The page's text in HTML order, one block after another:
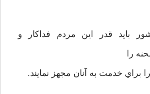
بايد قدر اين مردم فداکار و
را
را براي خدمت به آنان مجهز نمايند.